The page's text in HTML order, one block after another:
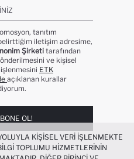
tanıtım
iletişim adresime,
Şirketi tarafından
ve kişisel
ETK
açıklanan kurallar
OL!
KIŞISEL VERI IŞLENMEKTE
TOPLUMU HIZMETLERININ